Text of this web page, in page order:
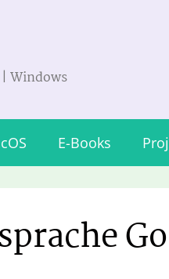
Windows
E-Books